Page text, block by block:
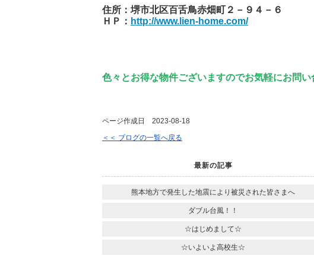
住所：堺市北区百舌鳥赤畑町２－９４－
ＨＰ： http://www.lien-home.com/
色々とお得な物件ございますのでお気軽にお問
ページ作成日 2023-08-18
＜＜ ブログの一覧へ戻る
最新の記事
熊本地方で発生した地震により被災された皆さまへ
ダブル台風！！
☆はじめまして☆
☆いよいよ高校生☆